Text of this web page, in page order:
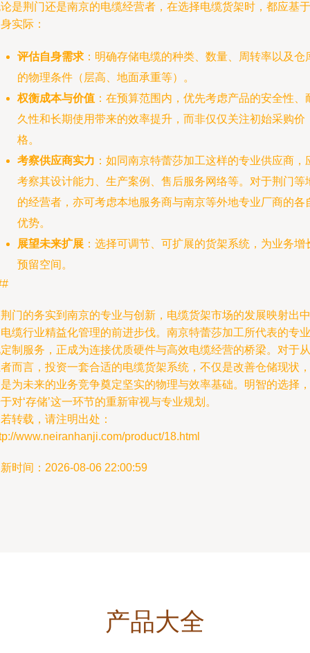
是荆门还是南京的电缆经营者，在选择电缆货架时，都应基于
实际：
评估自身需求 ：明确存储电缆的种类、数量、周转率以及仓
的物理条件（层高、地面承重等）。
权衡成本与价值 ：在预算范围内，优先考虑产品的安全性、
久性和长期使用带来的效率提升，而非仅仅关注初始采购价
格。
考察供应商实力 ：如同南京特蕾莎加工这样的专业供应商，
考察其设计能力、生产案例、售后服务网络等。对于荆门等
的经营者，亦可考虑本地服务商与南京等外地专业厂商的各
优势。
展望未来扩展 ：选择可调节、可扩展的货架系统，为业务增
预留空间。
门的务实到南京的专业与创新，电缆货架市场的发展映射出中
缆行业精益化管理的前进步伐。南京特蕾莎加工所代表的专业
制服务，正成为连接优质硬件与高效电缆经营的桥梁。对于从
而言，投资一套合适的电缆货架系统，不仅是改善仓储现状，
为未来的业务竞争奠定坚实的物理与效率基础。明智的选择，
对‘存储’这一环节的重新审视与专业规划。
转载，请注明出处：
www.neiranhanji.com/product/18.html
时间：2026-08-06 22:00:59
产品大全